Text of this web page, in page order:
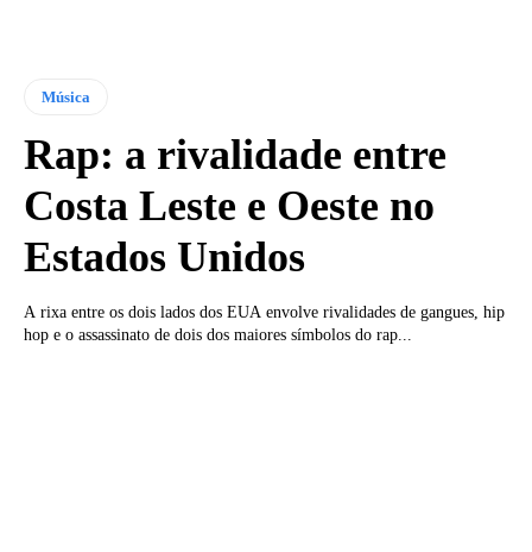
Música
Rap: a rivalidade entre
Costa Leste e Oeste no
Estados Unidos
A rixa entre os dois lados dos EUA envolve rivalidades de gangues, hip
hop e o assassinato de dois dos maiores símbolos do rap...